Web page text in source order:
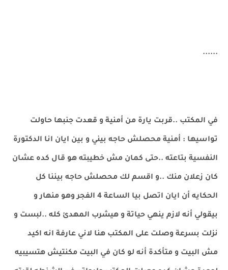
......
في المكتب ..قربت يارة من أمنية و قعدت جنبها حاولت
تواسيها : أمنية محصلش حاجه بيني و بين ايان انا الدكتورة
النفسية بتاعته ..حتى كمان مش خطيبته هو قال كده عشان
كان زعلان منك ..و اقسم لك محصلش حاجه بيننا كل
الحكايه أن ايان اتصل بيا الساعة 4 الفجر وهو منهار و
بيقولي أنه لازم ينهي حياتة و هيشرب المهدئ كله ..لبست و
نزلت بسرعة وصلت على المكتب هنا لاني عارفة انه اكيد
مش البيت و متأكدة أنه لو كان في البيت مكنتيش هتسيبيه